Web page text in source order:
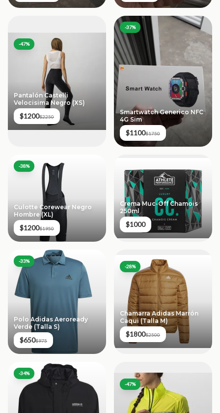
-47%
Pantalón Castelli
Velocisima Negro (XS)
$1200$2250
-37%
Smartwatch Generico NFC
4G Sim
$1100$1750
-38%
Culotte Corewear Negro
Hombre (XL)
$1200$1950
Crema Muc-Off Chamois
250ml
$1000
-33%
Polo Adidas Aeroready
Verde (Talla S)
$650$975
-28%
Chamarra Adidas Marrón
Caqui (Talla M)
$1800$2500
-34%
-47%